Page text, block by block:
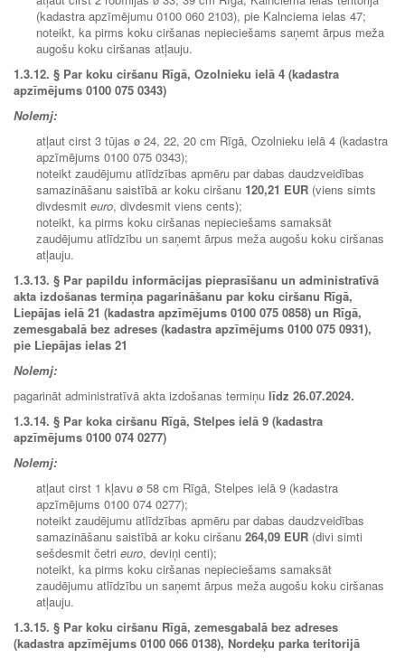
(kadastra apzīmējumu 0100 060 2103), pie Kalnciema ielas 47;
noteikt, ka pirms koku ciršanas nepieciešams saņemt ārpus meža
augošu koku ciršanas atļauju.
1.3.12. § Par koku ciršanu Rīgā, Ozolnieku ielā 4 (kadastra
apzīmējums 0100 075 0343)
Nolemj:
atļaut cirst 3 tūjas ø 24, 22, 20 cm Rīgā, Ozolnieku ielā 4 (kadastra
apzīmējums 0100 075 0343);
noteikt zaudējumu atlīdzības apmēru par dabas daudzveidības
samazināšanu saistībā ar koku ciršanu 120,21 EUR (viens simts
divdesmit euro, divdesmit viens cents);
noteikt, ka pirms koku ciršanas nepieciešams samaksāt
zaudējumu atlīdzību un saņemt ārpus meža augošu koku ciršanas
atļauju.
1.3.13. § Par papildu informācijas pieprasīšanu un administratīvā
akta izdošanas termiņa pagarināšanu par koku ciršanu Rīgā,
Liepājas ielā 21 (kadastra apzīmējums 0100 075 0858) un Rīgā,
zemesgabalā bez adreses (kadastra apzīmējums 0100 075 0931),
pie Liepājas ielas 21
Nolemj:
pagarināt administratīvā akta izdošanas termiņu līdz 26.07.2024.
1.3.14. § Par koka ciršanu Rīgā, Stelpes ielā 9 (kadastra
apzīmējums 0100 074 0277)
Nolemj:
atļaut cirst 1 kļavu ø 58 cm Rīgā, Stelpes ielā 9 (kadastra
apzīmējums 0100 074 0277);
noteikt zaudējumu atlīdzības apmēru par dabas daudzveidības
samazināšanu saistībā ar koku ciršanu 264,09 EUR (divi simti
sešdesmit četri euro, deviņi centi);
noteikt, ka pirms koku ciršanas nepieciešams samaksāt
zaudējumu atlīdzību un saņemt ārpus meža augošu koku ciršanas
atļauju.
1.3.15. § Par koku ciršanu Rīgā, zemesgabalā bez adreses
(kadastra apzīmējums 0100 066 0138), Nordeķu parka teritorijā